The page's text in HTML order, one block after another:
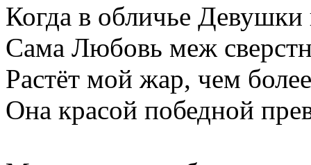
Когда в обличье Девушки
Сама Любовь меж
Растёт мой жар, чем
Она красой победной